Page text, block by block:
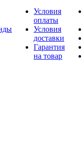
Условия
оплаты
Условия
доставки
Гарантия
на товар